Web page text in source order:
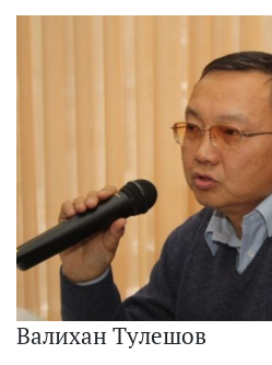
Валихан Тулешов